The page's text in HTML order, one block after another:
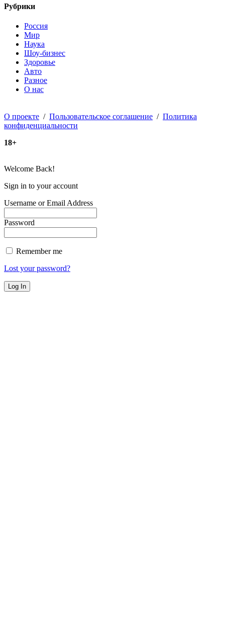
Рубрики
Россия
Мир
Наука
Шоу-бизнес
Здоровье
Авто
Разное
О нас
О проекте / Пользовательское соглашение / Политика
конфиденциальности
18+
Welcome Back!
Sign in to your account
Username or Email Address
Password
Remember me
Lost your password?